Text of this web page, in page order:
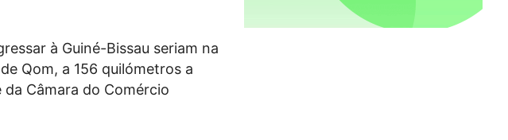
à Guiné-Bissau seriam na
Qom, a 156 quilómetros a
Câmara do Comércio